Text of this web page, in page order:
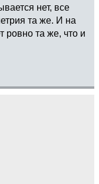
нет, все
та же. И на
ровно та же, что и